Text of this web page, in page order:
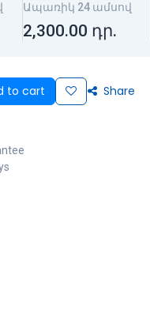
Ապառիկ 24 ամսով
2,300.00 դր.
to cart Share